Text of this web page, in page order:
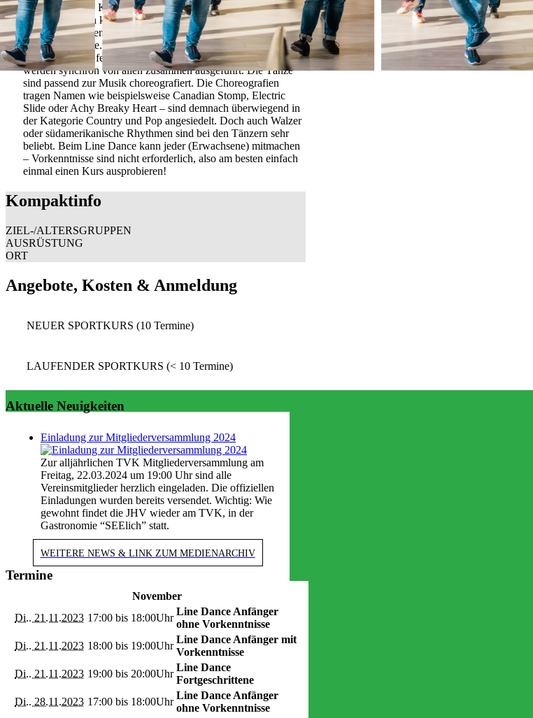
Der Line-Dance Kurs eignet sich für jeden, der zwei Füße hat
und auf 8 zählen kann. Weitere Voraussetzungen sind die
Freude am Lernen und Lust aufs Tanzen, das Alter hingegen
spielt keine Rolle. Line Dance wird mit allen Tänzern zugleich
getanzt, d.h. die festgelegten und sich wiederholenden Figuren
werden synchron von allen zusammen ausgeführt. Die Tänze
sind passend zur Musik choreografiert. Die Choreografien
tragen Namen wie beispielsweise Canadian Stomp, Electric
Slide oder Achy Breaky Heart – sind demnach überwiegend in
der Kategorie Country und Pop angesiedelt. Doch auch Walzer
oder südamerikanische Rhythmen sind bei den Tänzern sehr
beliebt. Beim Line Dance kann jeder (Erwachsene) mitmachen
– Vorkenntnisse sind nicht erforderlich, also am besten einfach
einmal einen Kurs ausprobieren!
Kompaktinfo
ZIEL-/ALTERSGRUPPEN
AUSRÜSTUNG
ORT
Angebote, Kosten & Anmeldung
NEUER SPORTKURS (10 Termine)
LAUFENDER SPORTKURS (< 10 Termine)
Aktuelle Neuigkeiten
Einladung zur Mitgliederversammlung 2024
Zur alljährlichen TVK Mitgliederversammlung am
Freitag, 22.03.2024 um 19:00 Uhr sind alle
Vereinsmitglieder herzlich eingeladen. Die offiziellen
Einladungen wurden bereits versendet. Wichtig: Wie
gewohnt findet die JHV wieder am TVK, in der
Gastronomie “SEElich” statt.
WEITERE NEWS & LINK ZUM MEDIENARCHIV
Termine
November
Di.. 21.11.2023 17:00 bis 18:00Uhr
Line Dance Anfänger
ohne Vorkenntnisse
Di.. 21.11.2023 18:00 bis 19:00Uhr
Line Dance Anfänger mit
Vorkenntnisse
Di.. 21.11.2023 19:00 bis 20:00Uhr
Line Dance
Fortgeschrittene
Di.. 28.11.2023 17:00 bis 18:00Uhr
Line Dance Anfänger
ohne Vorkenntnisse